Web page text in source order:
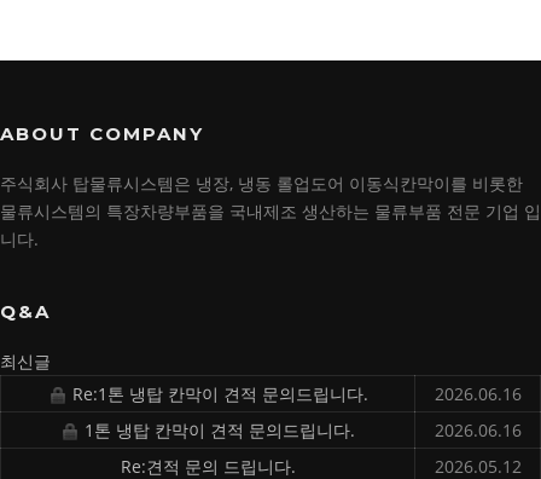
ABOUT COMPANY
주식회사 탑물류시스템은 냉장, 냉동 롤업도어 이동식칸막이를 비롯한
물류시스템의 특장차량부품을 국내제조 생산하는 물류부품 전문 기업 입
니다.
Q&A
최신글
Re:1톤 냉탑 칸막이 견적 문의드립니다.
2026.06.16
1톤 냉탑 칸막이 견적 문의드립니다.
2026.06.16
Re:견적 문의 드립니다.
2026.05.12